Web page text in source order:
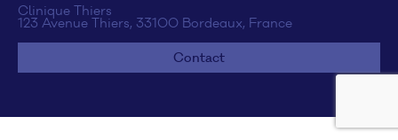
Clinique Thiers
123 Avenue Thiers, 33100 Bordeaux, France
Contact